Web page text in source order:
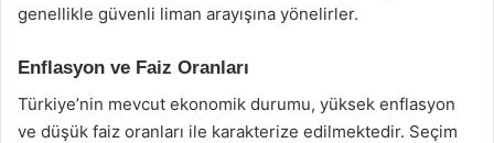
genellikle güvenli liman arayışına yönelirler.
Enflasyon ve Faiz Oranları
Türkiye’nin mevcut ekonomik durumu, yüksek enflasyon
ve düşük faiz oranları ile karakterize edilmektedir. Seçim